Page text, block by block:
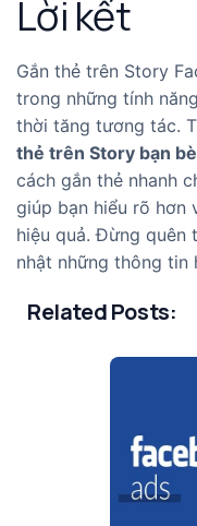
Lời kết
Gắn thẻ trên Story
trong những tính
thời tăng tương tác.
thẻ trên Story bạn
cách gắn thẻ nhanh
giúp bạn hiểu rõ hơn
hiệu quả. Đừng quên
nhật những thông tin
Related Posts: